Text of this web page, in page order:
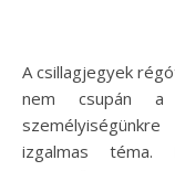
A csillagjegyek régóta foglalkoztatják az embereket, hiszen
nem csupán a
izgalmas téma.